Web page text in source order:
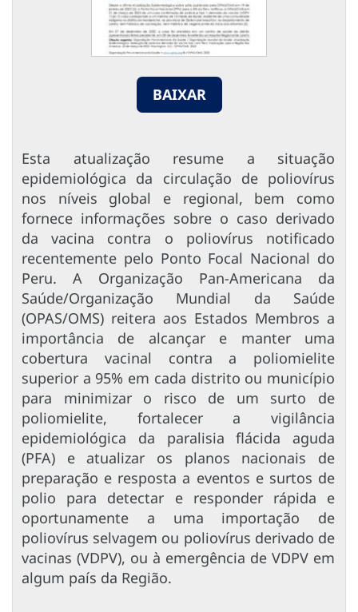
BAIXAR
Esta atualização resume a situação
epidemiológica da circulação de poliovírus
nos níveis global e regional, bem como
fornece informações sobre o caso derivado
da vacina contra o poliovírus notificado
recentemente pelo Ponto Focal Nacional do
Peru. A Organização Pan-Americana da
Saúde/Organização Mundial da Saúde
(OPAS/OMS) reitera aos Estados Membros a
importância de alcançar e manter uma
cobertura vacinal contra a poliomielite
superior a 95% em cada distrito ou município
para minimizar o risco de um surto de
poliomielite, fortalecer a vigilância
epidemiológica da paralisia flácida aguda
(PFA) e atualizar os planos nacionais de
preparação e resposta a eventos e surtos de
polio para detectar e responder rápida e
oportunamente a uma importação de
poliovírus selvagem ou poliovírus derivado de
vacinas (VDPV), ou à emergência de VDPV em
algum país da Região.